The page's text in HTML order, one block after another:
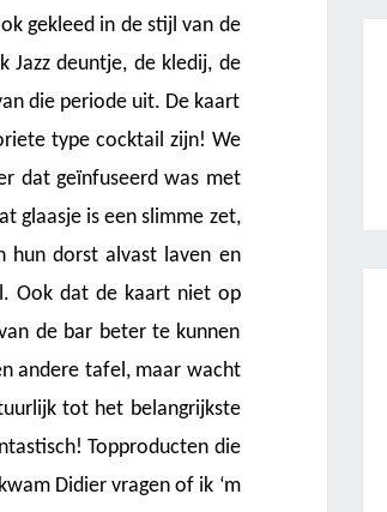
gekleed in de stijl van de
Jazz deuntje, de kledij, de
die periode uit. De kaart
type cocktail zijn! We
dat geïnfuseerd was met
glaasje is een slimme zet,
hun dorst alvast laven en
Ook dat de kaart niet op
de bar beter te kunnen
andere tafel, maar wacht
tot het belangrijkste
Topproducten die
Didier vragen of ik ‘m